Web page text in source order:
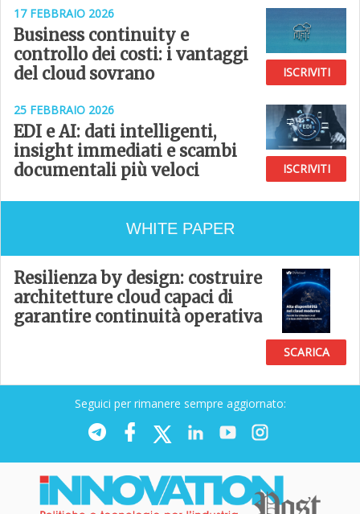
17 FEBBRAIO 2026
Business continuity e
controllo dei costi: i vantaggi
del cloud sovrano
ISCRIVITI
25 FEBBRAIO 2026
EDI e AI: dati intelligenti,
insight immediati e scambi
documentali più veloci
ISCRIVITI
WHITE PAPER
Resilienza by design: costruire
architetture cloud capaci di
garantire continuità operativa
SCARICA
Seguici per rimanere sempre aggiornato: